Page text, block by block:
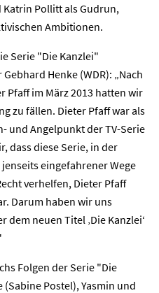
Katrin Pollitt als Gudrun,
Ambitionen.
Serie "Die Kanzlei"
Henke (WDR): „Nach
Pfaff im März 2013 hatten wir
zu fällen. Dieter Pfaff war als
und Angelpunkt der TV-Serie
dass diese Serie, in der
eingefahrener Wege
verhelfen, Dieter Pfaff
Darum haben wir uns
neuen Titel ‚Die Kanzlei‘
Folgen der Serie "Die
Postel), Yasmin und